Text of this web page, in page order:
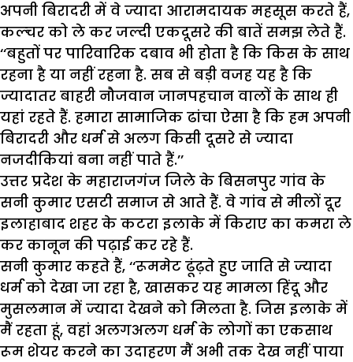
अपनी बिरादरी में वे ज्यादा आरामदायक महसूस करते हैं,
कल्चर को ले कर जल्दी एकदूसरे की बातें समझ लेते हैं.
‘‘बहुतों पर पारिवारिक दबाव भी होता है कि किस के साथ
रहना है या नहीं रहना है. सब से बड़ी वजह यह है कि
ज्यादातर बाहरी नौजवान जानपहचान वालों के साथ ही
यहां रहते हैं. हमारा सामाजिक ढांचा ऐसा है कि हम अपनी
बिरादरी और धर्म से अलग किसी दूसरे से ज्यादा
नजदीकियां बना नहीं पाते हैं.’’
उत्तर प्रदेश के महाराजगंज जिले के बिसनपुर गांव के
सनी कुमार एसटी समाज से आते हैं. वे गांव से मीलों दूर
इलाहाबाद शहर के कटरा इलाके में किराए का कमरा ले
कर कानून की पढ़ाई कर रहे हैं.
सनी कुमार कहते हैं, ‘‘रूममेट ढूंढ़ते हुए जाति से ज्यादा
धर्म को देखा जा रहा है, खासकर यह मामला हिंदू और
मुसलमान में ज्यादा देखने को मिलता है. जिस इलाके में
मैं रहता हूं, वहां अलगअलग धर्म के लोगों का एकसाथ
रूम शेयर करने का उदाहरण मैं अभी तक देख नहीं पाया